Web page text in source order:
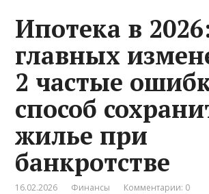
Ипотека в
главных
2 частые
способ
жилье при
банкротстве
16.02.2026 Финансы Комментарии: 0